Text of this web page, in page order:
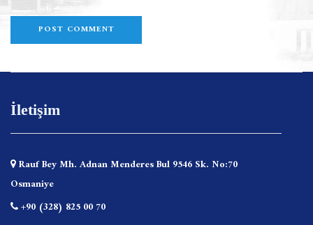
İletişim
Rauf Bey Mh. Adnan Menderes Bul 9546 Sk. No:70
Osmaniye
+90 (328) 825 00 70